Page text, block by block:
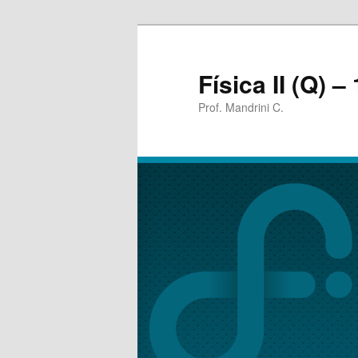
Física II (Q) –
Prof. Mandrini C.